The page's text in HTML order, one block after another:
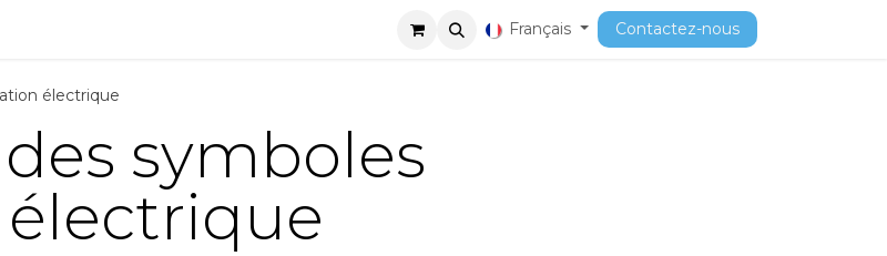
Recrutement Cours Français Contactez-nous
électrique
symboles